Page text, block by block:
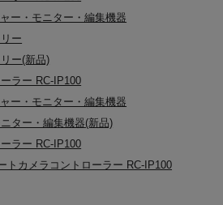
ー・モニター・編集機器
ー
ー(新品)
ラー RC-IP100
ー・モニター・編集機器
ター・編集機器(新品)
ラー RC-IP100
トカメラコントローラー RC-IP100